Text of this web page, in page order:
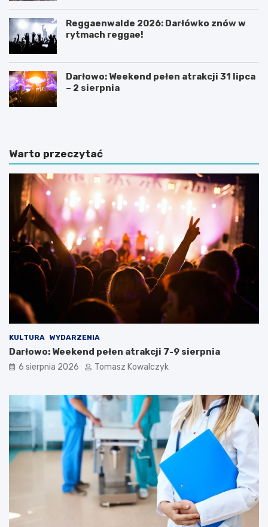
Reggaenwalde 2026: Darłówko znów w
rytmach reggae!
Darłowo: Weekend pełen atrakcji 31 lipca
– 2 sierpnia
Warto przeczytać
KULTURA WYDARZENIA
Darłowo: Weekend pełen atrakcji 7-9 sierpnia
6 sierpnia 2026 Tomasz Kowalczyk